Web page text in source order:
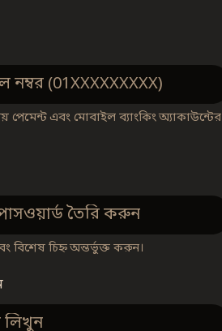
পেমেন্ট এবং মোবাইল ব্যাংকিং অ্যাকাউন্টের
বিশেষ চিহ্ন অন্তর্ভুক্ত করুন।